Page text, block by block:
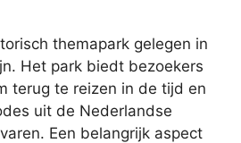
themapark gelegen in
Het park biedt bezoekers
terug te reizen in de tijd en
uit de Nederlandse
Een belangrijk aspect